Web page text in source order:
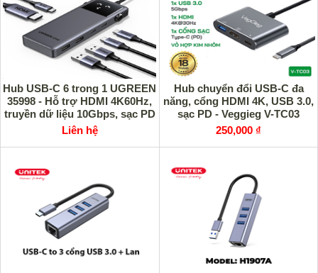
Hub USB-C 6 trong 1 UGREEN
35998 - Hỗ trợ HDMI 4K60Hz,
truyền dữ liệu 10Gbps, sạc PD
100W
Liên hệ
Hub chuyển đổi USB-C đa
năng, cổng HDMI 4K, USB 3.0,
sạc PD - Veggieg V-TC03
250,000 ₫